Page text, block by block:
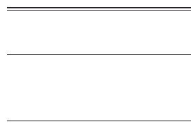
Phoebe Web
STORE